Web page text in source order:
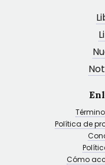
Política de
Cómo